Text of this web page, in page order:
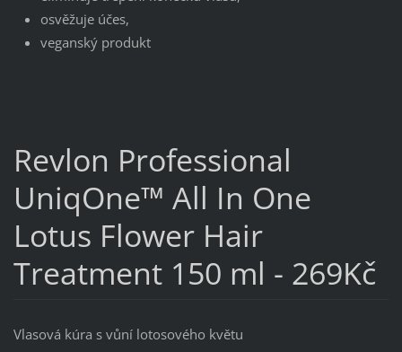
osvěžuje účes,
veganský produkt
Revlon Professional
UniqOne™ All In One
Lotus Flower Hair
Treatment 150 ml - 269Kč
Vlasová kúra s vůní lotosového květu